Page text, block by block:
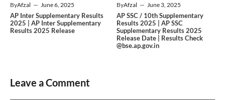
ByAfzal — June 6, 2025
AP Inter Supplementary Results
2025 | AP Inter Supplementary
Results 2025 Release
ByAfzal — June 3, 2025
AP SSC / 10th Supplementary
Results 2025 | AP SSC
Supplementary Results 2025
Release Date | Results Check
@bse.ap.gov.in
Leave a Comment